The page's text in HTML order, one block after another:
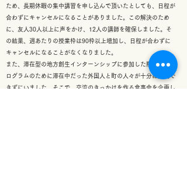
ため、長期休暇の集中講習を申し込んで頂いたとしても、日程が
合わずにキャンセルになることがありました。この解決のため
に、友人30人以上に声をかけ、12人の講師を確保しました。そ
の結果、週あたりの授業枠は90枠以上増加し、日程が合わずに
キャンセルになることがなくなりました。
また、滞在型の地方創生インターンシップに参加した際には、プ
ログラムのために滞在中だった外国人と町の人々が十分に交流で
きずにいました。そこで、交流のきっかけを作る食事会を企画し